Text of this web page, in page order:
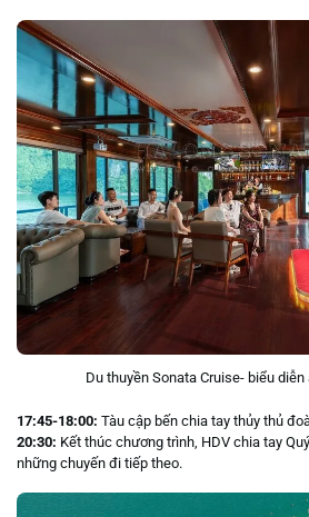
Du thuyền Sonata Cruise- biểu
17:45-18:00: Tàu cập bến chia tay thủy thủ
20:30: Kết thúc chương trình, HDV chia tay
những chuyến đi tiếp theo.